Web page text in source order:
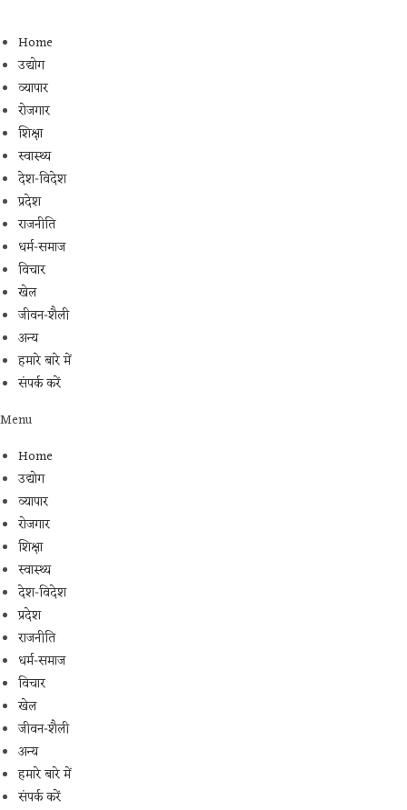
Home
उद्योग
व्यापार
रोजगार
शिक्षा
स्वास्थ्य
देश-विदेश
प्रदेश
राजनीति
धर्म-समाज
विचार
खेल
जीवन-शैली
अन्य
हमारे बारे में
संपर्क करें
Menu
Home
उद्योग
व्यापार
रोजगार
शिक्षा
स्वास्थ्य
देश-विदेश
प्रदेश
राजनीति
धर्म-समाज
विचार
खेल
जीवन-शैली
अन्य
हमारे बारे में
संपर्क करें